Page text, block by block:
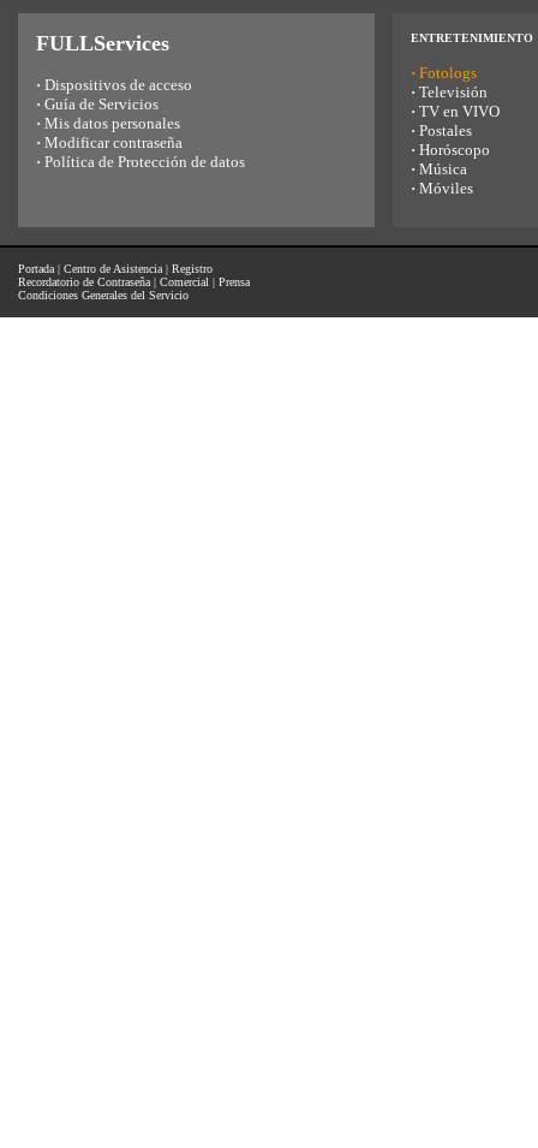
FULLServices
· Dispositivos de acceso
· Guía de Servicios
· Mis datos personales
· Modificar contraseña
· Política de Protección de datos
ENTRETENIMIENTO
· Fotologs
· Televisión
· TV en VIVO
· Postales
· Horóscopo
· Música
· Móviles
Portada | Centro de Asistencia | Registro
Recordatorio de Contraseña | Comercial | Prensa
Condiciones Generales del Servicio